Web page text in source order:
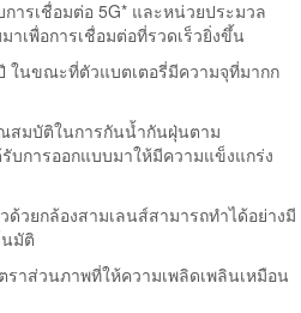
ารเชื่อมต่อ 5G* และหน่วยประมวล
าเพื่อการเชื่อมต่อที่รวดเร็วยิ่งขึ้น
ในขณะที่ตัวแบตเตอรี่มีความจุที่มากก
สมบัติในการกันน้ำกันฝุ่นตาม
บการออกแบบมาให้มีความแข็งแกร่ง
วยกล้องสามเลนส์สามารถทำได้อย่างมี
มัติ
ราส่วนภาพที่ให้ความเพลิดเพลินเหมือน